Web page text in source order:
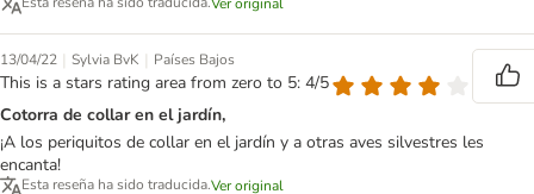
Ver original
13/04/22 | Sylvia BvK | Países Bajos
This is a stars rating area from zero to 5: 4/5
Cotorra de collar en el jardín,
¡A los periquitos de collar en el jardín y a otras aves silvestres les
encanta!
Esta reseña ha sido traducida.Ver original